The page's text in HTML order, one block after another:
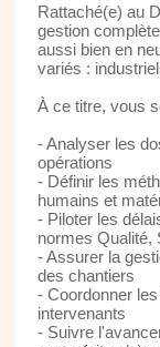
Rattaché(e) au
gestion
aussi bien en
variés :
À ce titre, vous
- Analyser les
opérations
- Définir les
humains et
- Piloter les
normes Qualité,
- Assurer la
des chantiers
- Coordonner
intervenants
- Suivre